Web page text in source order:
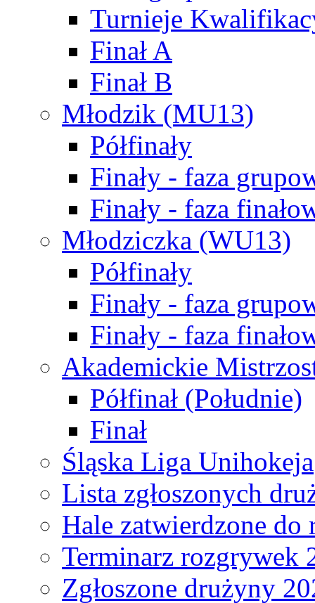
Turnieje
Finał A
Finał B
Młodzik (MU13)
Półfinały
Finały - faza
Finały - faza
Młodziczka (WU13)
Półfinały
Finały - faza
Finały - faza
Akademickie
Półfinał (Południe)
Finał
Śląska Liga Unihokeja
Lista zgłoszonych
Hale zatwierdzone do
Terminarz rozgrywek
Zgłoszone drużyny